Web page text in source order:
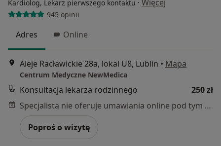
Kardiolog, Lekarz pierwszego kontaktu · Więcej
945 opinii
Adres Online
Aleje Racławickie 28a, lokal U8, Lublin • Mapa
Centrum Medyczne NewMedica
Konsultacja lekarza rodzinnego
250 zł
Specjalista nie oferuje umawiania online pod tym adresem.
Poproś o wizytę